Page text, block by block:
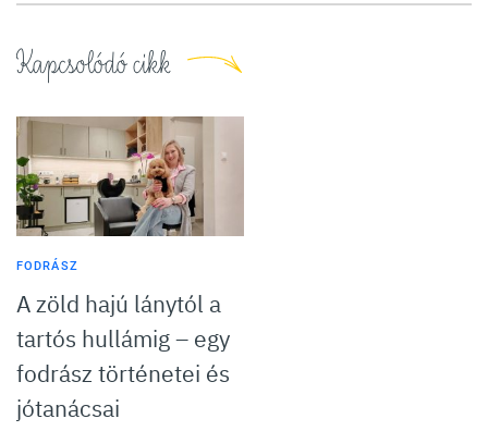
Kapcsolódó cikk
FODRÁSZ
A zöld hajú lánytól a
tartós hullámig – egy
fodrász történetei és
jótanácsai